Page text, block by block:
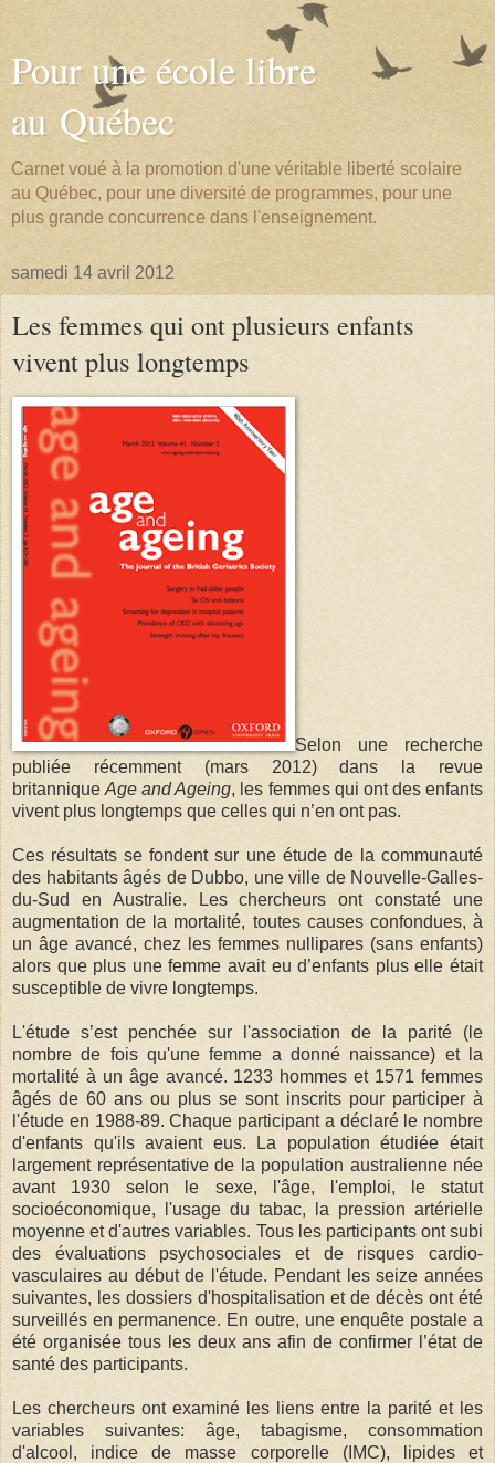
Pour une école libre
au Québec
Carnet voué à la promotion d'une véritable liberté scolaire
au Québec, pour une diversité de programmes, pour une
plus grande concurrence dans l'enseignement.
samedi 14 avril 2012
Les femmes qui ont plusieurs enfants
vivent plus longtemps
Selon une recherche
publiée récemment (mars 2012) dans la revue
britanniqueAge and Ageing, les femmes qui ont des enfants
vivent plus longtemps que celles qui n’en ont pas.
Ces résultats se fondent sur une étude de la communauté
des habitants âgés de Dubbo, une ville de Nouvelle-Galles-
du-Sud en Australie. Les chercheurs ont constaté une
augmentation de la mortalité, toutes causes confondues, à
un âge avancé, chez les femmes nullipares (sans enfants)
alors que plus une femme avait eu d’enfants plus elle était
susceptible de vivre longtemps.
L'étude s’est penchée sur l'association de la parité (le
nombre de fois qu'une femme a donné naissance) et la
mortalité à un âge avancé. 1233 hommes et 1571 femmes
âgés de 60 ans ou plus se sont inscrits pour participer à
l'étude en 1988-89. Chaque participant a déclaré le nombre
d'enfants qu'ils avaient eus. La population étudiée était
largement représentative de la population australienne née
avant 1930 selon le sexe, l'âge, l'emploi, le statut
socioéconomique, l'usage du tabac, la pression artérielle
moyenne et d'autres variables. Tous les participants ont subi
des évaluations psychosociales et de risques cardio-
vasculaires au début de l'étude. Pendant les seize années
suivantes, les dossiers d'hospitalisation et de décès ont été
surveillés en permanence. En outre, une enquête postale a
été organisée tous les deux ans afin de confirmer l’état de
santé des participants.
Les chercheurs ont examiné les liens entre la parité et les
variables suivantes: âge, tabagisme, consommation
d'alcool, indice de masse corporelle (IMC), lipides et